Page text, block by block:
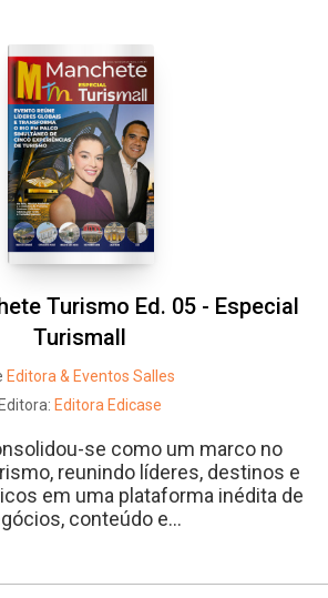
Turismo Ed. 05 - Especial
Turismall
Editora & Eventos Salles
Editora: Editora Edicase
se como um marco no
reunindo líderes, destinos e
em uma plataforma inédita de
conteúdo e...